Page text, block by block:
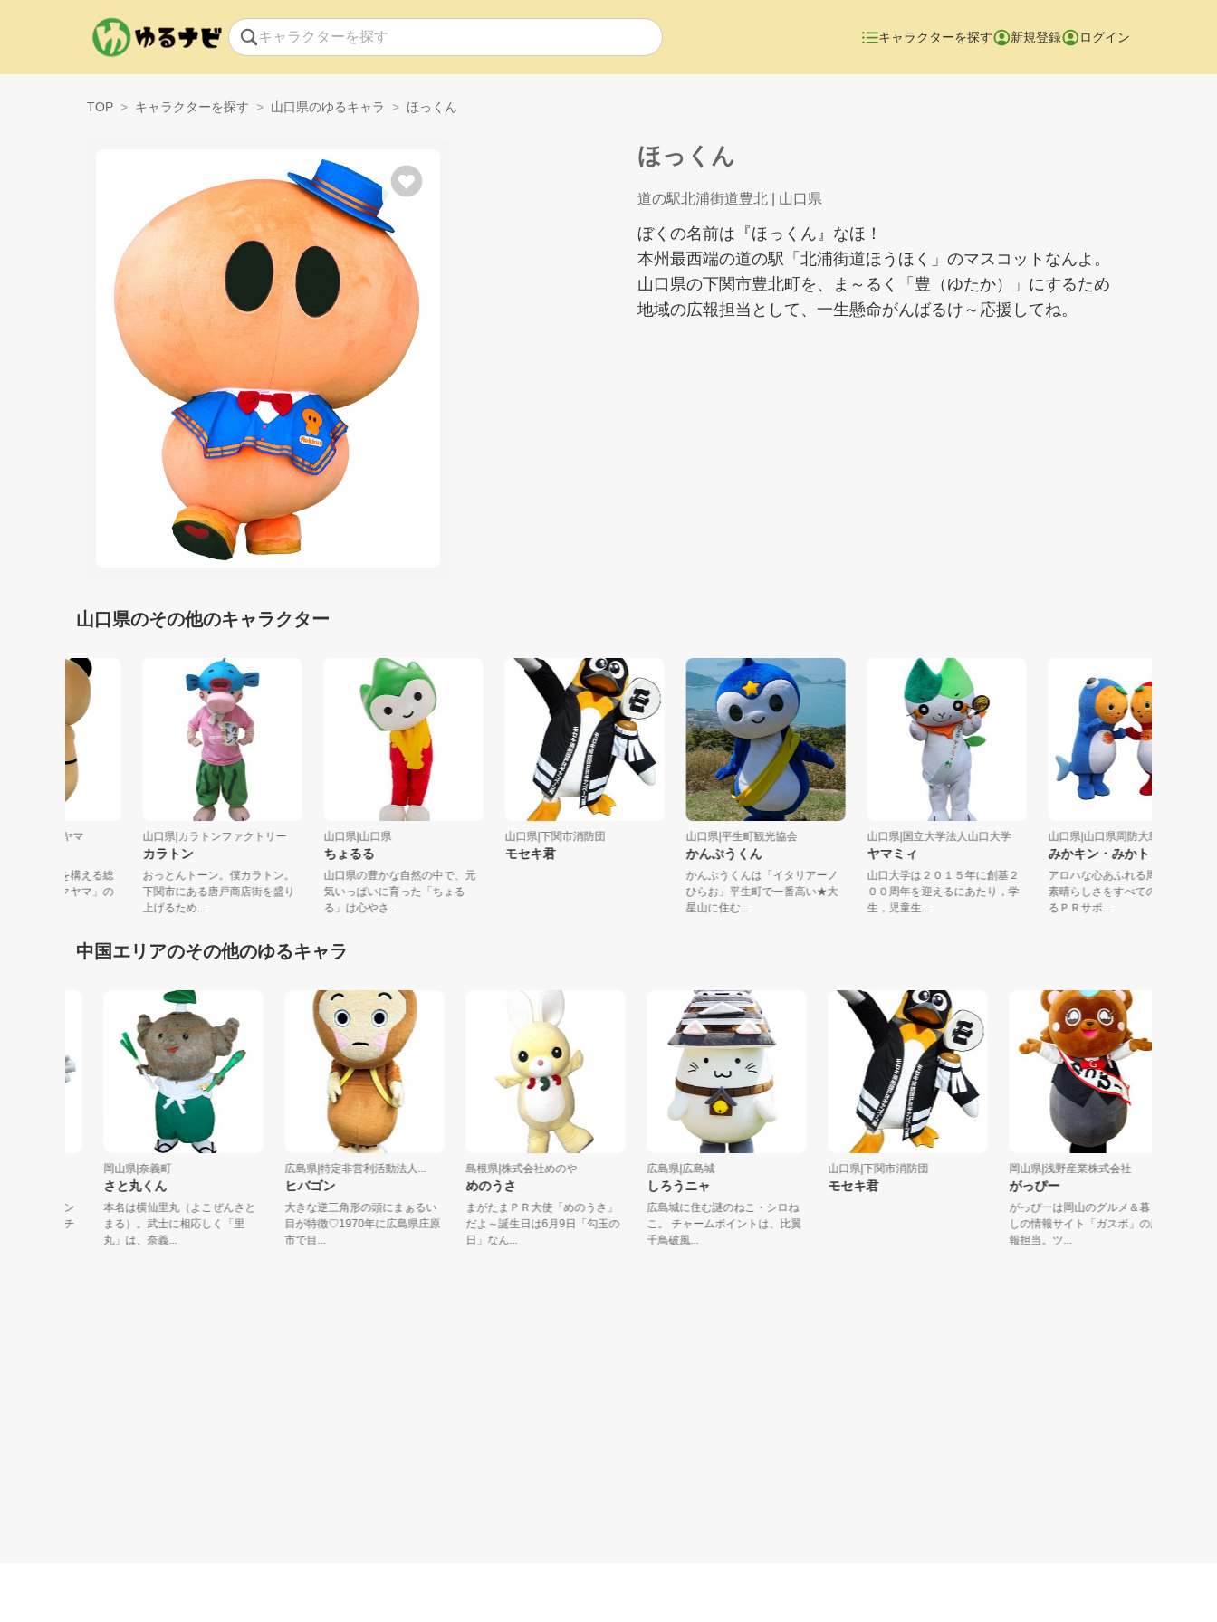
キャラクターを探す 新規登録 ログイン
TOP キャラクターを探す 山口県のゆるキャラ ほっくん
ほっくん
道の駅北浦街道豊北 | 山口県
ぼくの名前は『ほっくん』なほ！
本州最西端の道の駅「北浦街道ほうほく」のマスコットなんよ。
山口県の下関市豊北町を、ま～るく「豊（ゆたか）」にするため
地域の広報担当として、一生懸命がんばるけ～応援してね。
山口県のその他のキャラクター
県|株式会社トクヤマ
県周南市に本社を構える総
学メーカー「トクヤマ」の
山口県|カラトンファクトリー
カラトン
おっとんトーン。僕カラトン。
下関市にある唐戸商店街を盛り
上げるため...
山口県|山口県
ちょるる
山口県の豊かな自然の中で、元
気いっぱいに育った「ちょる
る」は心やさ...
山口県|下関市消防団
モセキ君
山口県|平生町観光協会
かんぷうくん
かんぷうくんは「イタリアーノ
ひらお」平生町で一番高い★大
星山に住む...
山口県|国立大学法人山口大学
ヤマミィ
山口大学は２０１５年に創基２
００周年を迎えるにあたり，学
生，児童生...
山口県|山口県周防大島町
みかキン・みかトト
アロハな心あふれる周防大島
素晴らしさをすべての人に伝
るＰＲサポ...
中国エリアのその他のゆるキャラ
岡山県|奈義町
さと丸くん
本名は横仙里丸（よこぜんさと
まる）。武士に相応しく「里
丸」は、奈義...
広島県|特定非営利活動法人...
ヒバゴン
大きな逆三角形の頭にまぁるい
目が特徴♡1970年に広島県庄原
市で目...
島根県|株式会社めのや
めのうさ
まがたまＰＲ大使「めのうさ」
だよ～誕生日は6月9日「勾玉の
日」なん...
広島県|広島城
しろうニャ
広島城に住む謎のねこ・シロね
こ。 チャームポイントは、比翼
千鳥破風...
山口県|下関市消防団
モセキ君
岡山県|浅野産業株式会社
がっぴー
がっぴーは岡山のグルメ＆暮ら
しの情報サイト「ガスポ」の広
報担当。ツ...